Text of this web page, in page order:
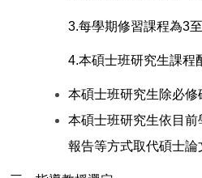
3.每學期修習課程為3
4.本碩士班研究生課程
本碩士班研究生除必修
本碩士班研究生依目
報告等方式取代碩士論